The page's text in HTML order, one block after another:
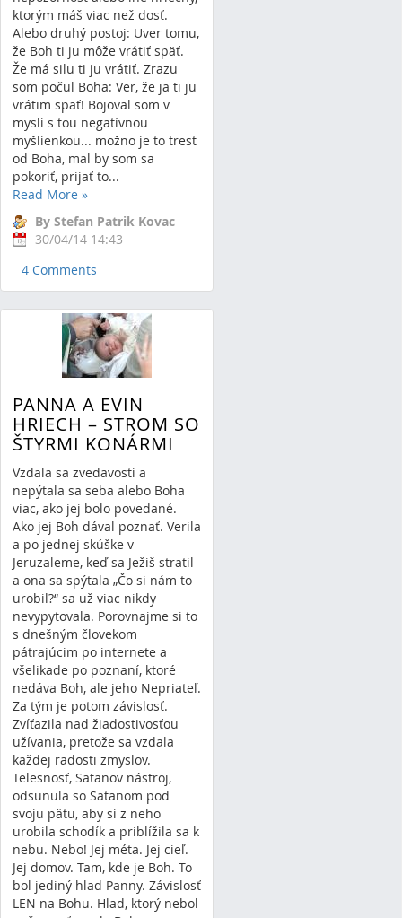
ktorým máš viac než dosť.
Alebo druhý postoj: Uver tomu,
že Boh ti ju môže vrátiť späť.
Že má silu ti ju vrátiť. Zrazu
som počul Boha: Ver, že ja ti ju
vrátim späť! Bojoval som v
mysli s tou negatívnou
myšlienkou... možno je to trest
od Boha, mal by som sa
pokoriť, prijať to...
Read More »
By Stefan Patrik Kovac
30/04/14 14:43
4 Comments
PANNA A EVIN
HRIECH – STROM SO
ŠTYRMI KONÁRMI
Vzdala sa zvedavosti a
nepýtala sa seba alebo Boha
viac, ako jej bolo povedané.
Ako jej Boh dával poznať. Verila
a po jednej skúške v
Jeruzaleme, keď sa Ježiš stratil
a ona sa spýtala „Čo si nám to
urobil?“ sa už viac nikdy
nevypytovala. Porovnajme si to
s dnešným človekom
pátrajúcim po internete a
všelikade po poznaní, ktoré
nedáva Boh, ale jeho Nepriateľ.
Za tým je potom závislosť.
Zvíťazila nad žiadostivosťou
užívania, pretože sa vzdala
každej radosti zmyslov.
Telesnosť, Satanov nástroj,
odsunula so Satanom pod
svoju pätu, aby si z neho
urobila schodík a priblížila sa k
nebu. Nebo! Jej méta. Jej cieľ.
Jej domov. Tam, kde je Boh. To
bol jediný hlad Panny. Závislosť
LEN na Bohu. Hlad, ktorý nebol